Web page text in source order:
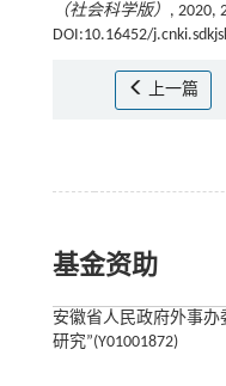
（社会科学版） , 2020,
DOI:10.16452/
上一篇
基金资助
安徽省人民政府外事
研究”(Y01001872)